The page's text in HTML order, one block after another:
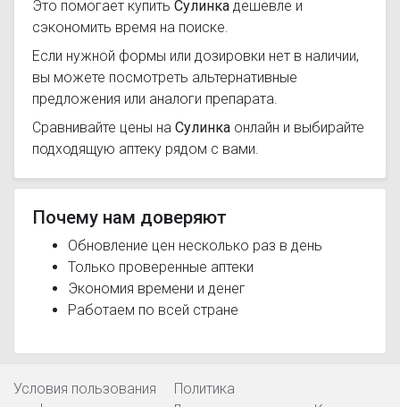
Это помогает купить Сулинка дешевле и
сэкономить время на поиске.
Если нужной формы или дозировки нет в наличии,
вы можете посмотреть альтернативные
предложения или аналоги препарата.
Сравнивайте цены на Сулинка онлайн и выбирайте
подходящую аптеку рядом с вами.
Почему нам доверяют
Обновление цен несколько раз в день
Только проверенные аптеки
Экономия времени и денег
Работаем по всей стране
Условия пользования
Политика